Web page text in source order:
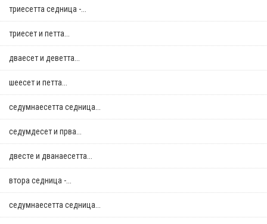
триесетта седница -...
триесет и петта...
дваесет и деветта...
шеесет и петта...
седумнаесетта седница...
седумдесет и прва...
двестe и дванаесетта...
втора седница -...
седумнаесетта седница...